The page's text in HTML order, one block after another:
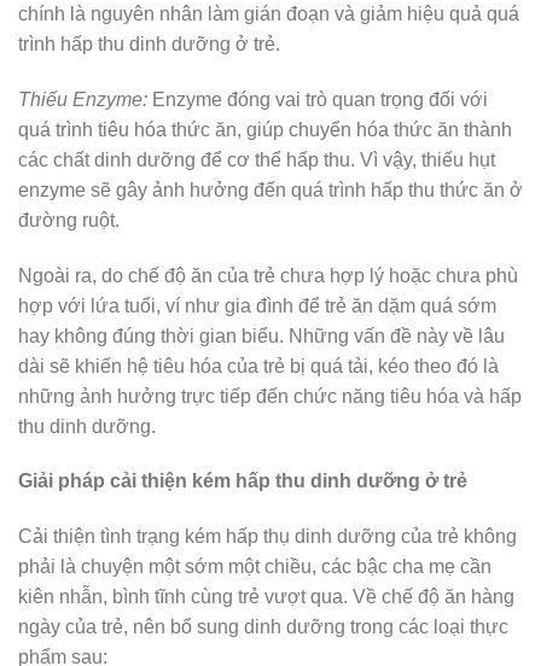
chính là nguyên nhân làm gián đoạn và giảm hiệu quả quá
trình hấp thu dinh dưỡng ở trẻ.
Thiếu Enzyme: Enzyme đóng vai trò quan trọng đối với
quá trình tiêu hóa thức ăn, giúp chuyển hóa thức ăn thành
các chất dinh dưỡng để cơ thể hấp thu. Vì vậy, thiếu hụt
enzyme sẽ gây ảnh hưởng đến quá trình hấp thu thức ăn ở
đường ruột.
Ngoài ra, do chế độ ăn của trẻ chưa hợp lý hoặc chưa phù
hợp với lứa tuổi, ví như gia đình để trẻ ăn dặm quá sớm
hay không đúng thời gian biểu. Những vấn đề này về lâu
dài sẽ khiến hệ tiêu hóa của trẻ bị quá tải, kéo theo đó là
những ảnh hưởng trực tiếp đến chức năng tiêu hóa và hấp
thu dinh dưỡng.
Giải pháp cải thiện kém hấp thu dinh dưỡng ở trẻ
Cải thiện tình trạng kém hấp thụ dinh dưỡng của trẻ không
phải là chuyện một sớm một chiều, các bậc cha mẹ cần
kiên nhẫn, bình tĩnh cùng trẻ vượt qua. Về chế độ ăn hàng
ngày của trẻ, nên bổ sung dinh dưỡng trong các loại thực
phẩm sau: